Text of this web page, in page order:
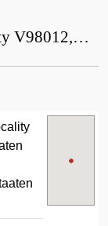
V98012,